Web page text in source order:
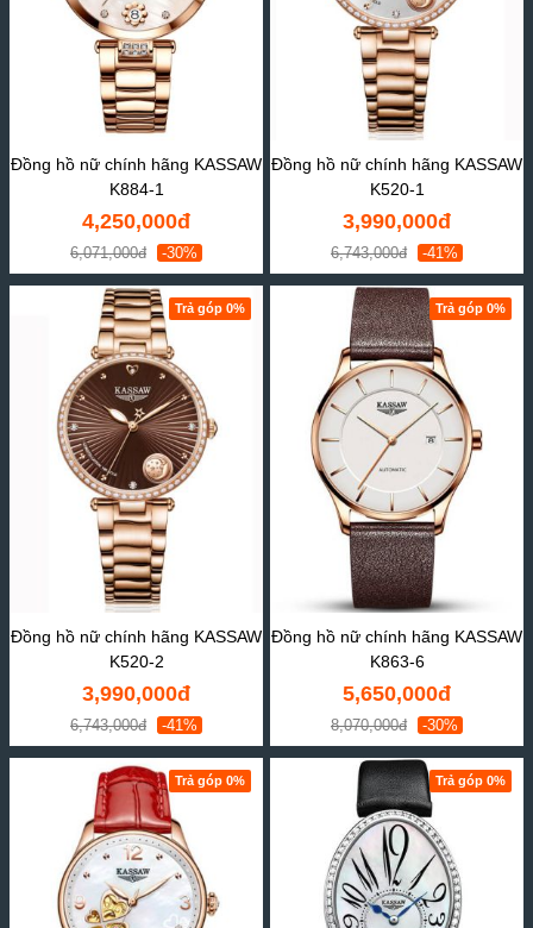
Đồng hồ nữ chính hãng KASSAW
K884-1
4,250,000đ
6,071,000đ -30%
Đồng hồ nữ chính hãng KASSAW
K520-1
3,990,000đ
6,743,000đ -41%
Trả góp 0%
Đồng hồ nữ chính hãng KASSAW
K520-2
3,990,000đ
6,743,000đ -41%
Trả góp 0%
Đồng hồ nữ chính hãng KASSAW
K863-6
5,650,000đ
8,070,000đ -30%
Trả góp 0% Trả góp 0%